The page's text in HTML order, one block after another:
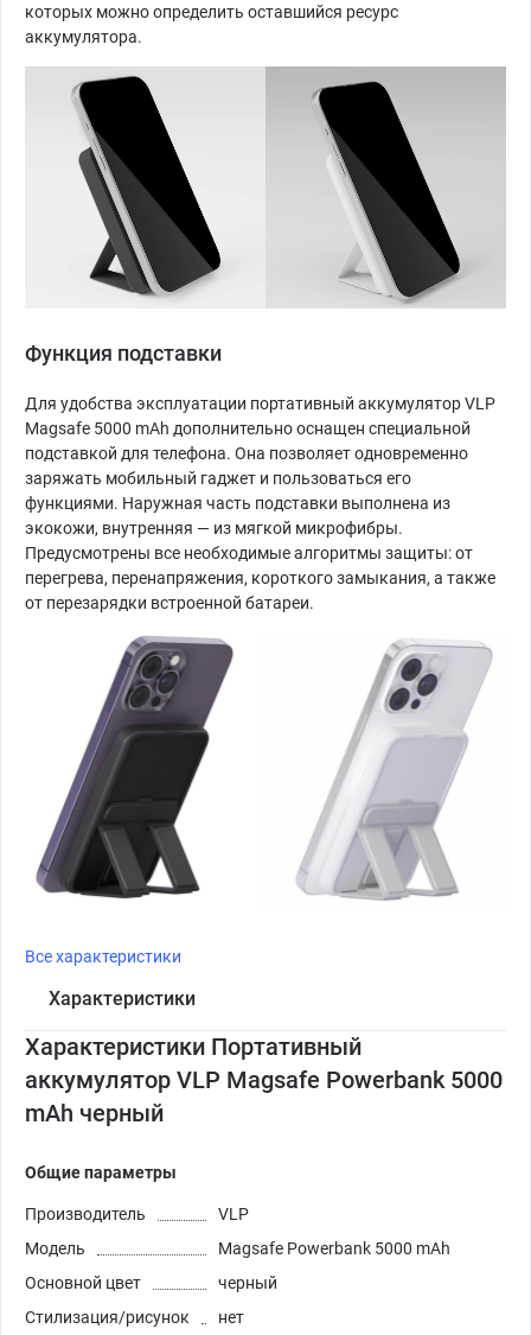
которых можно определить оставшийся ресурс
аккумулятора.
Функция подставки
Для удобства эксплуатации портативный аккумулятор VLP
Magsafe 5000 mAh дополнительно оснащен специальной
подставкой для телефона. Она позволяет одновременно
заряжать мобильный гаджет и пользоваться его
функциями. Наружная часть подставки выполнена из
экокожи, внутренняя — из мягкой микрофибры.
Предусмотрены все необходимые алгоритмы защиты: от
перегрева, перенапряжения, короткого замыкания, а также
от перезарядки встроенной батареи.
Все характеристики
Характеристики
Характеристики Портативный
аккумулятор VLP Magsafe Powerbank 5000
mAh черный
Общие параметры
Производитель
VLP
Модель
Magsafe Powerbank 5000 mAh
Основной цвет
черный
Стилизация/рисунок
нет